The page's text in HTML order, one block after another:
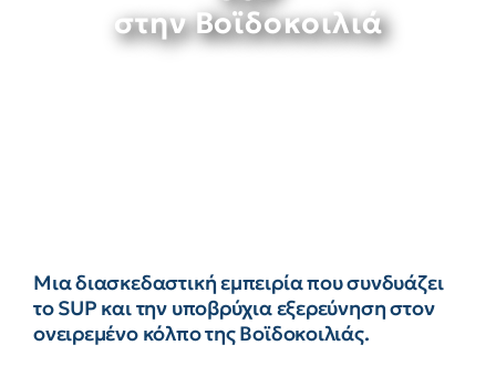
στην Βοϊδοκοιλιά
Μια διασκεδαστική εμπειρία που συνδυάζει
το SUP και την υποβρύχια εξερεύνησηστον
ονειρεμένο κόλπο της Βοϊδοκοιλιάς.